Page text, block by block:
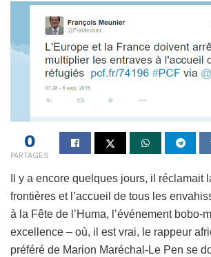
0
PARTAGES
Il y a encore quelques jours, il réclamait
frontières et l’accueil de tous les
à la Fête de l’Huma, l’événement bobo-
excellence – où, il est vrai, le rappeur
préféré de Marion Maréchal-Le Pen se